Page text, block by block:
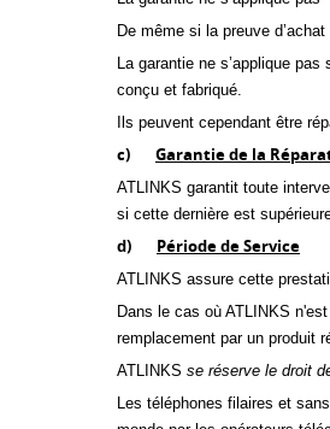
De même si la preuve
La garantie ne s’applique
conçu et fabriqué.
Ils peuvent cependant être
c) Garantie de la
ATLINKS garantit toute
si cette dernière est
d) Période de Service
ATLINKS assure cette
Dans le cas où ATLINKS
remplacement par un produit
ATLINKS se réserve le droit
Les téléphones filaires et